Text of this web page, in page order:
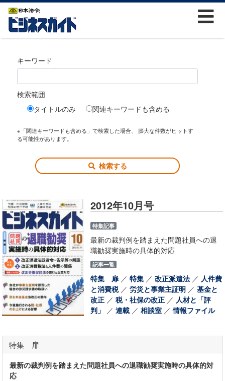
キーワード
検索範囲
タイトルのみ
関連キーワードも含める
※「関連キーワードも含める」で検索した場合、 膨大な件数がヒットす
る可能性があります。
検索する
2012年10月号
特集記事
最新の裁判例を踏まえた問題社員への退
職勧奨実施時の具体的対応
記事一覧
特集 扉 ／特集 ／改正派遣法 ／ 人件費
と消費税／労災と事業主証明 ／基金と
改正 ／税・社保の改正 ／ 人材と「評
判」
／連載 ／相談室 ／情報ファイル
特集 扉
最新の裁判例を踏まえた問題社員への退職勧奨実施時の具体的対
応